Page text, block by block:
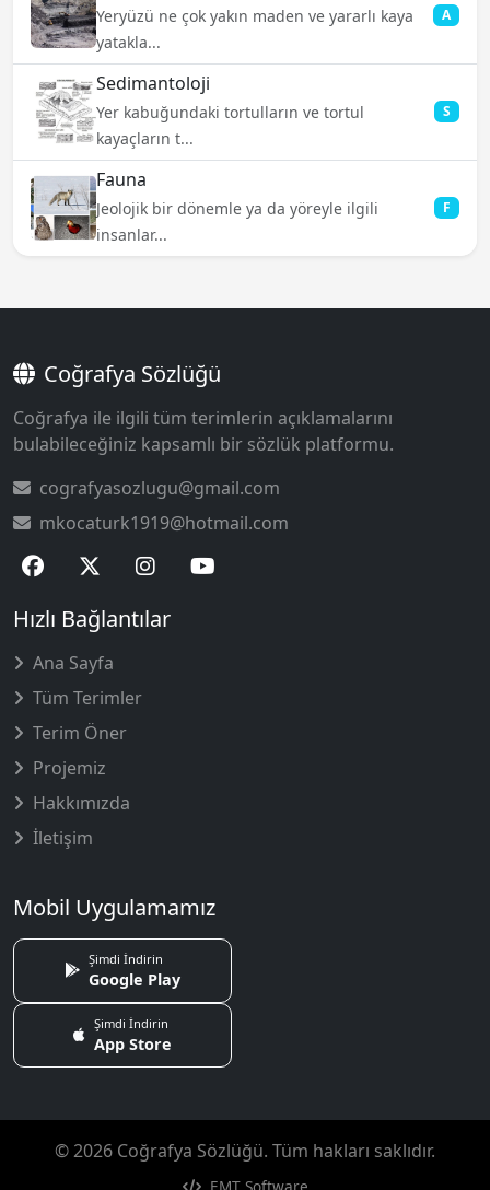
Yeryüzü ne çok yakın maden ve yararlı kaya
yatakla...
A
Sedimantoloji
Yer kabuğundaki tortulların ve tortul
kayaçların t...
S
Fauna
Jeolojik bir dönemle ya da yöreyle ilgili
insanlar...
F
Coğrafya Sözlüğü
Coğrafya ile ilgili tüm terimlerin açıklamalarını
bulabileceğiniz kapsamlı bir sözlük platformu.
cografyasozlugu@gmail.com
mkocaturk1919@hotmail.com
Hızlı Bağlantılar
Ana Sayfa
Tüm Terimler
Terim Öner
Projemiz
Hakkımızda
İletişim
Mobil Uygulamamız
Şimdi İndirin
Google Play
Şimdi İndirin
App Store
© 2026 Coğrafya Sözlüğü. Tüm hakları saklıdır.
EMT Software